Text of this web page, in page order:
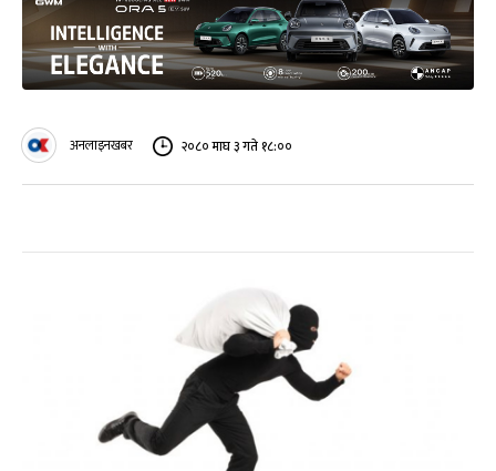
अनलाइनखबर २०८० माघ ३ गते १८:००